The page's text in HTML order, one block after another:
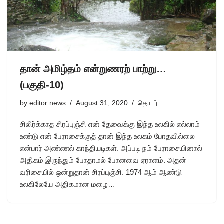
தான் அமிழ்தம் என்றுணரற் பாற்று…
(பகுதி-10)
by editor news August 31, 2020 தொடர்
சிலிர்க்காத சிரப்புஞ்சி என் தேவைக்கு இந்த உலகில் எல்லாம்
உண்டு என் பேராசைக்குத் தான் இந்த உலகம் போதவில்லை
என்பார் அண்ணல் காந்தியடிகள். அப்படி நம் பேராசையினால்
அதிகம் இருந்தும் போதாமல் போனவை ஏராளம். அதன்
வரிசையில் ஒன்றுதான் சிரப்புஞ்சி. 1974 ஆம் ஆண்டு
உலகிலேயே அதிகமான மழை…